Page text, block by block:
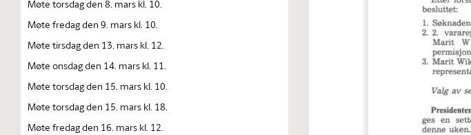
Møte torsdag den 8. mars kl. 10.
Møte fredag den 9. mars kl. 10.
Møte tirsdag den 13. mars kl. 12.
Møte onsdag den 14. mars kl. 11.
Møte torsdag den 15. mars kl. 10.
Møte torsdag den 15. mars kl. 18.
Møte fredag den 16. mars kl. 12.